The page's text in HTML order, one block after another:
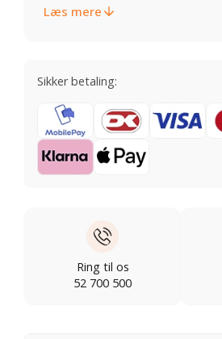
Læs mere
Sikker betaling:
Ring til os
52 700 500